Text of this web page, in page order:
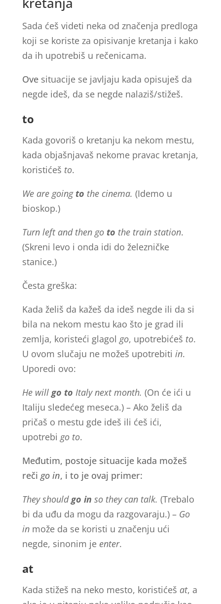
Sada ćeš videti neka od značenja predloga
koji se koriste za opisivanje kretanja i kako
da ih upotrebiš u rečenicama.
Ove situacije se javljaju kada opisuješ da
negde ideš, da se negde nalaziš/stižeš.
to
Kada govoriš o kretanju ka nekom mestu,
kada objašnjavaš nekome pravac kretanja,
koristićeš to.
We are going to the cinema. (Idemo u
bioskop.)
Turn left and then go to the train station.
(Skreni levo i onda idi do železničke
stanice.)
Česta greška:
Kada želiš da kažeš da ideš negde ili da si
bila na nekom mestu kao što je grad ili
zemlja, koristeći glagol go, upotrebićeš to.
U ovom slučaju ne možeš upotrebiti in.
Uporedi ovo:
He will go to Italy next month. (On će ići u
Italiju sledećeg meseca.) – Ako želiš da
pričaš o mestu gde ideš ili ćeš ići,
upotrebi go to.
Međutim, postoje situacije kada možeš
reči go in, i to je ovaj primer:
They should go in so they can talk. (Trebalo
bi da uđu da mogu da razgovaraju.) –Go
in može da se koristi u značenju ući
negde, sinonim je enter.
at
Kada stižeš na neko mesto, koristićeš at, a